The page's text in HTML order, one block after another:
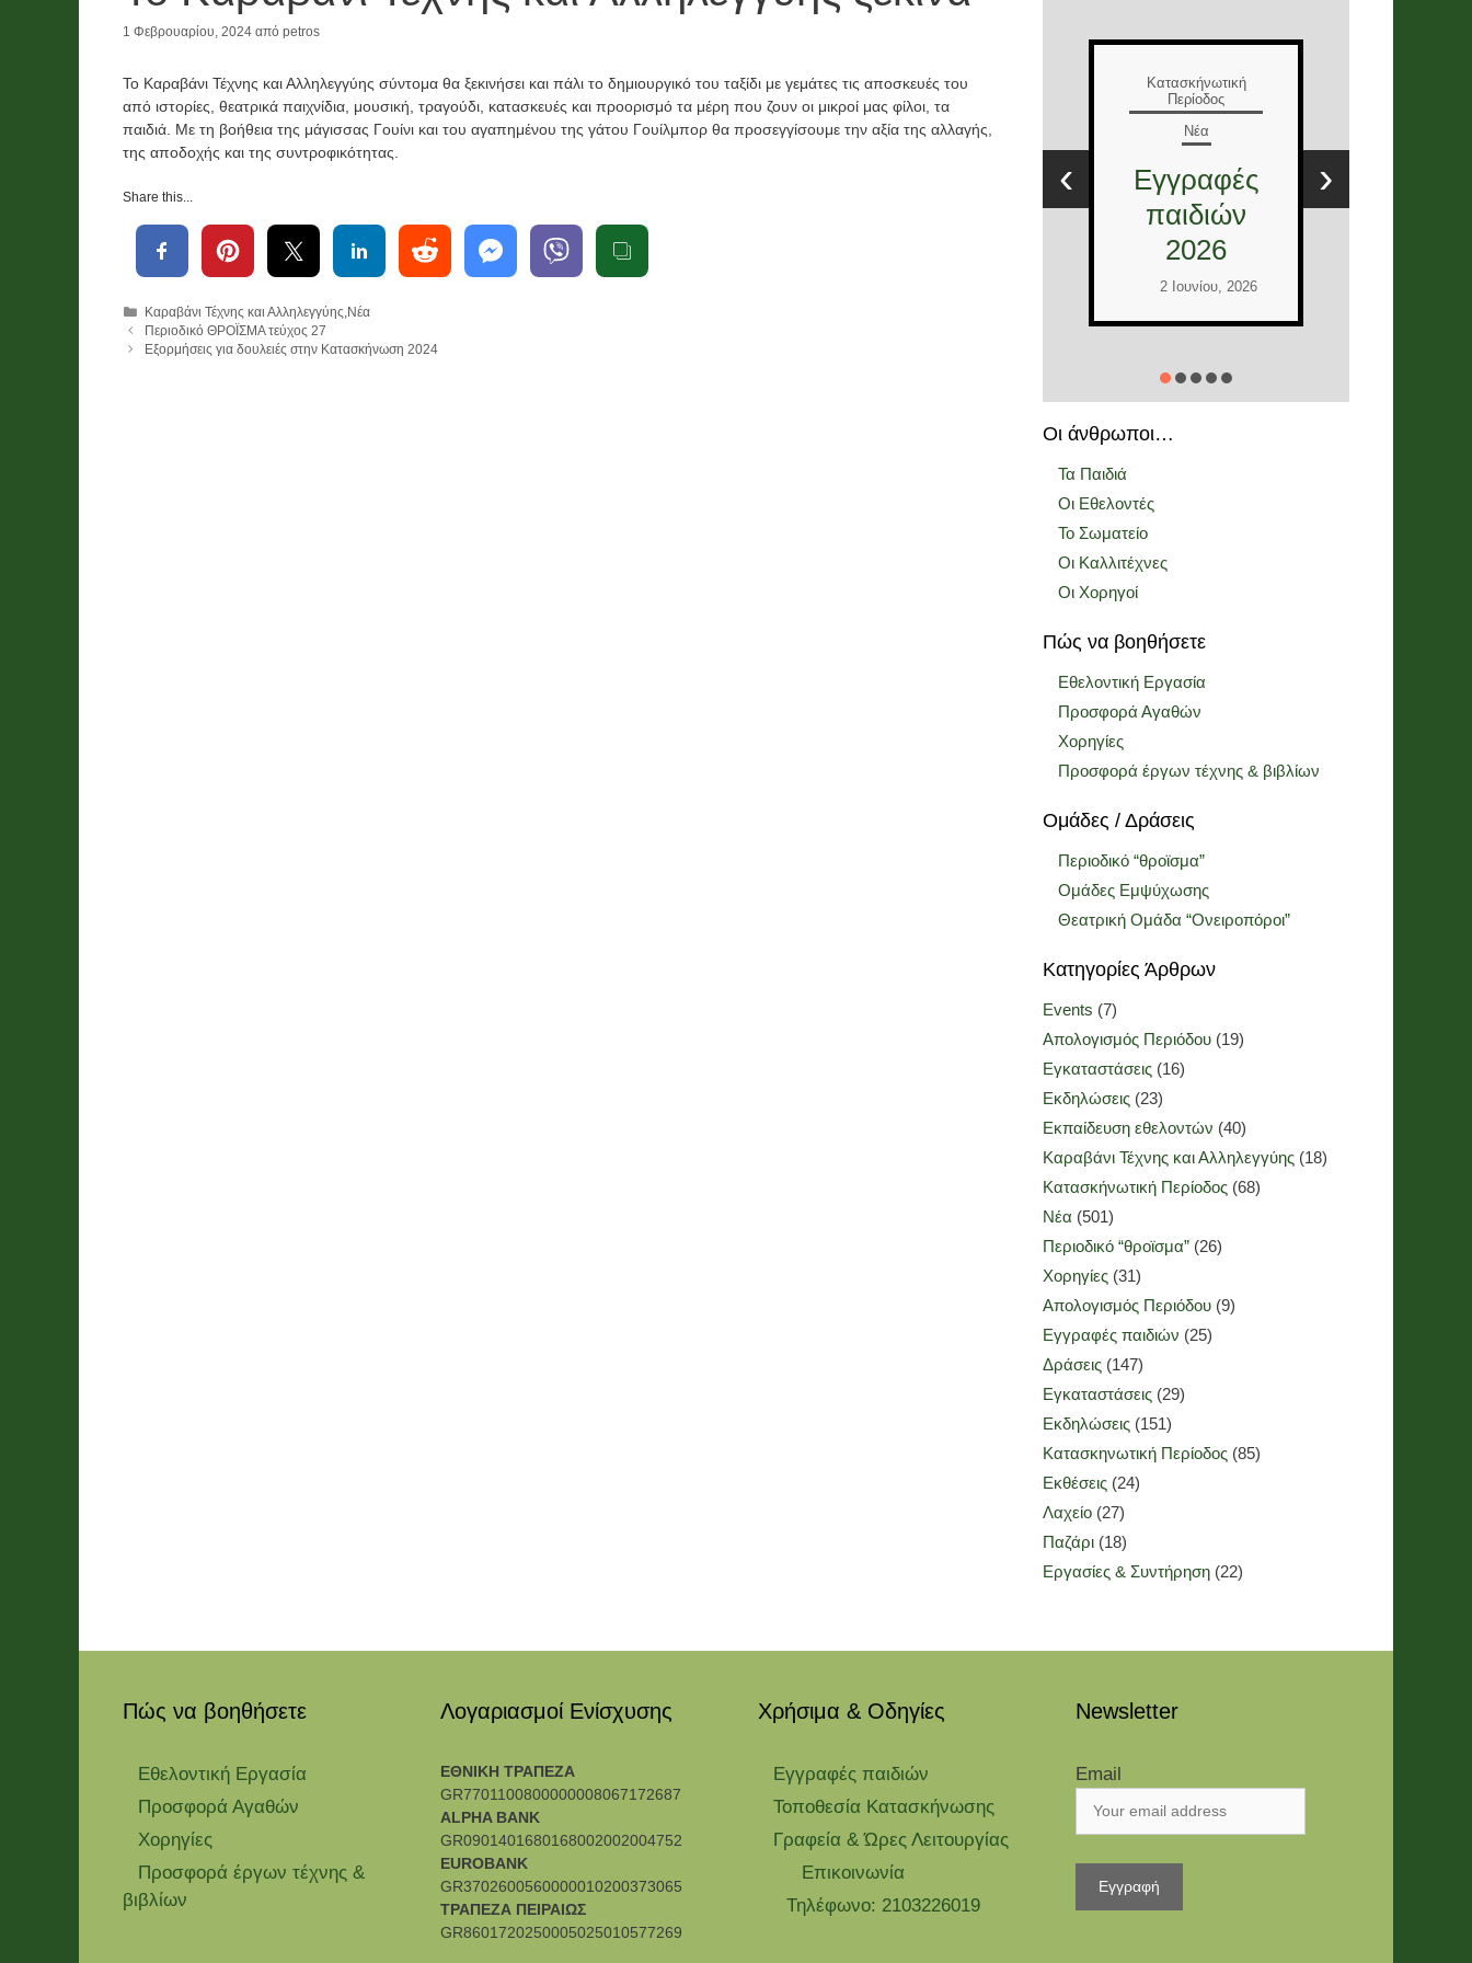
1 Φεβρουαρίου, 2024 από petros
Το Καραβάνι Τέχνης και Αλληλεγγύης σύντομα θα ξεκινήσει και πάλι το δημιουργικό του ταξίδι με γεμάτες τις αποσκευές του
από ιστορίες, θεατρικά παιχνίδια, μουσική, τραγούδι, κατασκευές και προορισμό τα μέρη που ζουν οι μικροί μας φίλοι, τα
παιδιά. Με τη βοήθεια της μάγισσας Γουίνι και του αγαπημένου της γάτου Γουίλμπορ θα προσεγγίσουμε την αξία της αλλαγής,
της αποδοχής και της συντροφικότητας.
Share this...
Κατηγορίες
Καραβάνι Τέχνης και Αλληλεγγύης Νέα
Περιοδικό ΘΡΟΪΣΜΑ τεύχος 27
Εξορμήσεις για δουλειές στην Κατασκήνωση 2024
Νέα Χορηγίες
Λαχείο και
χορηγίες
χρημάτων
τροφίμων
και υλικών
2026
2 Ιουνίου, 2026
Τελείωσαν
σεμινάρια
2026
Κατασκήνωτική
Περίοδος
Νέα
Κατασκήνωτική
Νέα
Έλληνες
και
Διεθνείς
εθελοντές
2026
2 Ιουνίου, 2026
‹ ›
Οι άνθρωποι…
Τα Παιδιά
Οι Εθελοντές
Το Σωματείο
Οι Καλλιτέχνες
Οι Χορηγοί
Πώς να βοηθήσετε
Εθελοντική Εργασία
Προσφορά Αγαθών
Χορηγίες
Προσφορά έργων τέχνης & βιβλίων
Ομάδες / Δράσεις
Περιοδικό “θροϊσμα”
Ομάδες Εμψύχωσης
Θεατρική Ομάδα “Ονειροπόροι”
Κατηγορίες Άρθρων
Events (7)
Απολογισμός Περιόδου (19)
Εγκαταστάσεις (16)
Εκδηλώσεις (23)
Εκπαίδευση εθελοντών (40)
Καραβάνι Τέχνης και Αλληλεγγύης (18)
Κατασκήνωτική Περίοδος (68)
Νέα (501)
Περιοδικό “θροϊσμα” (26)
Χορηγίες (31)
Απολογισμός Περιόδου (9)
Εγγραφές παιδιών (25)
Δράσεις (147)
Εγκαταστάσεις (29)
Εκδηλώσεις (151)
Κατασκηνωτική Περίοδος (85)
Εκθέσεις (24)
Λαχείο (27)
Παζάρι (18)
Εργασίες & Συντήρηση (22)
Πώς να βοηθήσετε
Εθελοντική Εργασία
Προσφορά Αγαθών
Χορηγίες
Προσφορά έργων τέχνης &
βιβλίων
Λογαριασμοί Ενίσχυσης
ΕΘΝΙΚΗ ΤΡΑΠΕΖΑ
GR7701100800000008067172687
ALPHA BANK
GR0901401680168002002004752
EUROBANK
GR3702600560000010200373065
ΤΡΑΠΕΖΑ ΠΕΙΡΑΙΩΣ
GR8601720250005025010577269
Χρήσιμα & Οδηγίες
Eγγραφές παιδιών
Τοποθεσία Κατασκήνωσης
Γραφεία & Ώρες Λειτουργίας
Επικοινωνία
Τηλέφωνο: 2103226019
Newsletter
Email